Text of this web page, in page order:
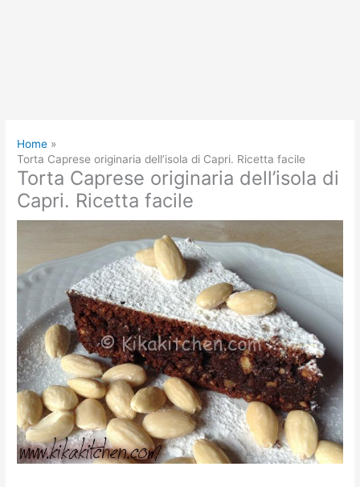
Home
Torta Caprese originaria dell’isola di Capri. Ricetta facile
Torta Caprese originaria dell’isola di
Capri. Ricetta facile